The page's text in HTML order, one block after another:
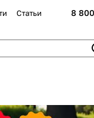
Статьи 8